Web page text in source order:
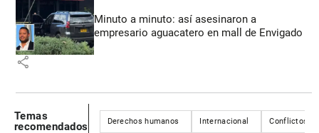
Minuto a minuto: así asesinaron a
empresario aguacatero en mall de Envigado
share
Temas
recomendados
Derechos humanos Internacional Conflictos